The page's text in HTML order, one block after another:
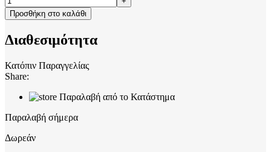
Προσθήκη στο καλάθι
Διαθεσιμότητα
Κατόπιν Παραγγελίας
Share:
Παραλαβή από το Κατάστημα
Παραλαβή σήμερα
Δωρεάν